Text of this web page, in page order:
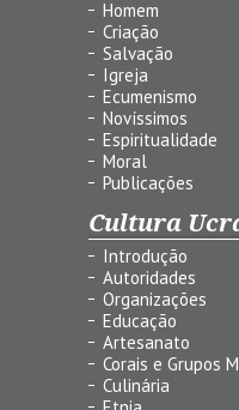
Homem
Criação
Salvação
Igreja
Ecumenismo
Novíssimos
Espiritualidade
Moral
Publicações
Cultura
Introdução
Autoridades
Organizações
Educação
Artesanato
Corais e Grupos
Culinária